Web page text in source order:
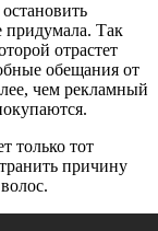
придумала. Так
отрастет
обещания от
чем рекламный
только тот
причину